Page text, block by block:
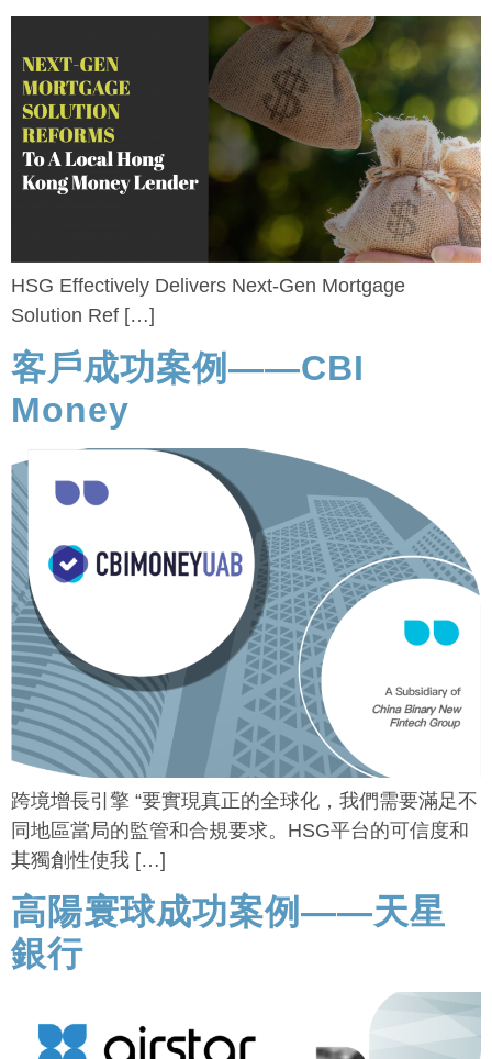
HSG Effectively Delivers Next-Gen Mortgage
Solution Ref […]
客戶成功案例——CBI
Money
跨境增長引擎 “要實現真正的全球化，我們需要滿足不
同地區當局的監管和合規要求。HSG平台的可信度和
其獨創性使我 […]
高陽寰球成功案例——天星
銀行